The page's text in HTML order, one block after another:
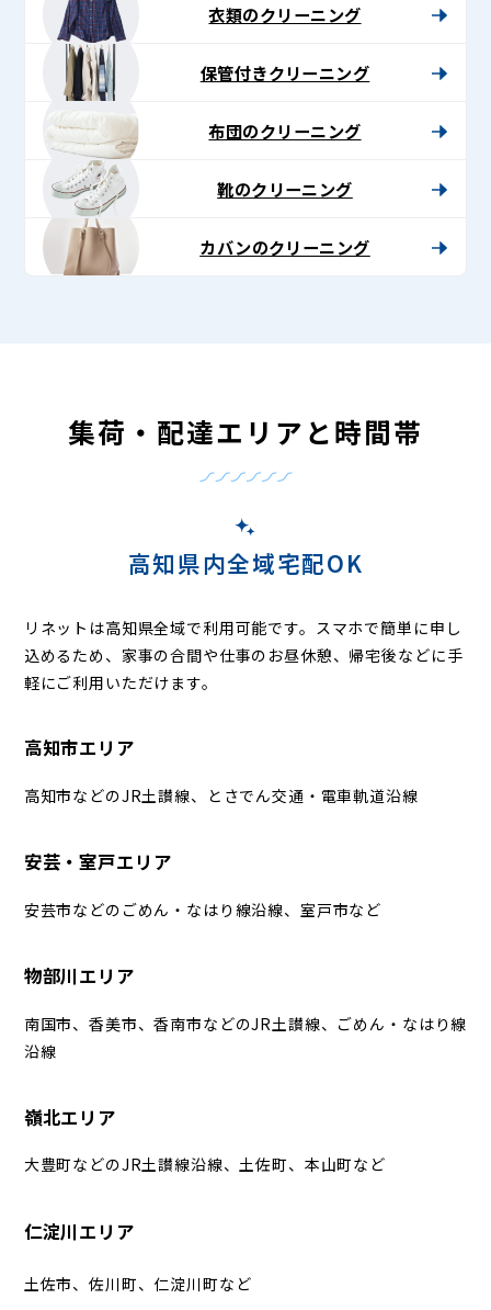
衣類のクリーニング
保管付きクリーニング
布団のクリーニング
靴のクリーニング
カバンのクリーニング
集荷・配達エリアと時間帯
高知県内全域宅配OK
リネットは高知県全域で利用可能です。 スマホで簡単に申し
込めるため、家事の合間や仕事のお昼休憩、帰宅後などに手
軽にご利用いただけます。
高知市エリア
高知市などのJR土讃線、とさでん交通・電車軌道沿線
安芸・室戸エリア
安芸市などのごめん・なはり線沿線、室戸市など
物部川エリア
南国市、香美市、香南市などのJR土讃線、ごめん・なはり線
沿線
嶺北エリア
大豊町などのJR土讃線沿線、土佐町、本山町など
仁淀川エリア
土佐市、佐川町、仁淀川町など